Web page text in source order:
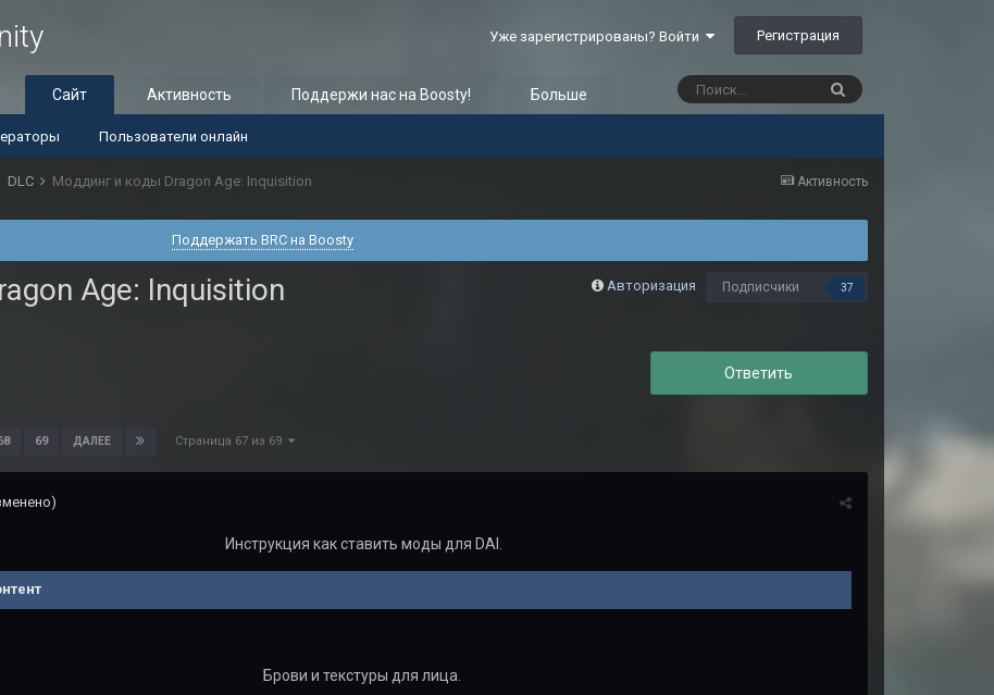
Уже зарегистрированы? Войти Регистрация
Сайт
Пользователи онлайн
Активность Поддержи нас на Boosty! Больше
Активность
DLC Моддинг и коды Dragon Age: Inquisition
Поддержать BRC на Boosty
Авторизация Подписчики 37
Age: Inquisition
Ответить
69 ДАЛЕЕ Страница 67 из 69
Инструкция как ставить моды для DAI.
Брови и текстуры для лица.